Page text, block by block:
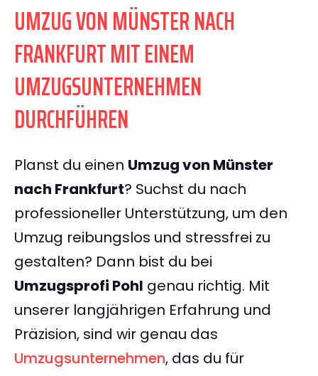
UMZUG VON MÜNSTER NACH
FRANKFURT MIT EINEM
UMZUGSUNTERNEHMEN
DURCHFÜHREN
Planst du einen Umzug von Münster
nach Frankfurt? Suchst du nach
professioneller Unterstützung, um den
Umzug reibungslos und stressfrei zu
gestalten? Dann bist du bei
Umzugsprofi Pohl genau richtig. Mit
unserer langjährigen Erfahrung und
Präzision, sind wir genau das
Umzugsunternehmen, das du für